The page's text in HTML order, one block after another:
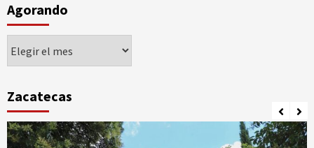
Agorando
Zacatecas